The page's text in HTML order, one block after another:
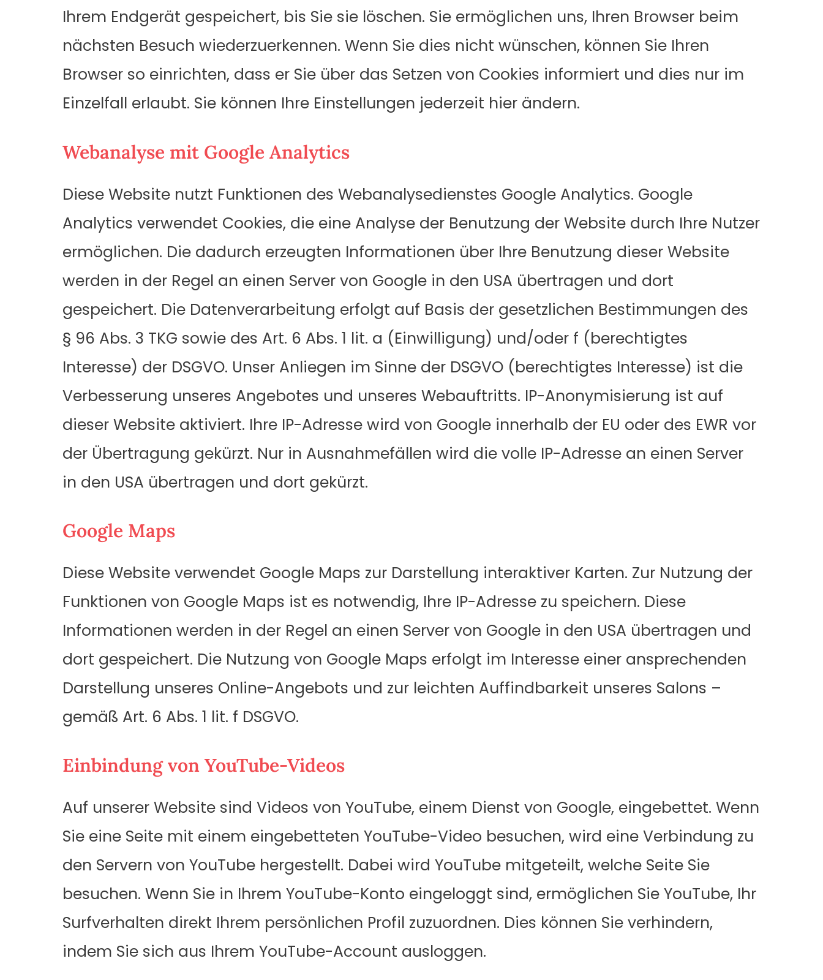
Ihrem Endgerät gespeichert, bis Sie sie löschen. Sie ermöglichen uns, Ihren Browser beim
nächsten Besuch wiederzuerkennen. Wenn Sie dies nicht wünschen, können Sie Ihren
Browser so einrichten, dass er Sie über das Setzen von Cookies informiert und dies nur im
Einzelfall erlaubt. Sie können Ihre Einstellungen jederzeit hier ändern.
Webanalyse mit Google Analytics
Diese Website nutzt Funktionen des Webanalysedienstes Google Analytics. Google
Analytics verwendet Cookies, die eine Analyse der Benutzung der Website durch Ihre Nutzer
ermöglichen. Die dadurch erzeugten Informationen über Ihre Benutzung dieser Website
werden in der Regel an einen Server von Google in den USA übertragen und dort
gespeichert. Die Datenverarbeitung erfolgt auf Basis der gesetzlichen Bestimmungen des
§ 96 Abs. 3 TKG sowie des Art. 6 Abs. 1 lit. a (Einwilligung) und/oder f (berechtigtes
Interesse) der DSGVO. Unser Anliegen im Sinne der DSGVO (berechtigtes Interesse) ist die
Verbesserung unseres Angebotes und unseres Webauftritts. IP-Anonymisierung ist auf
dieser Website aktiviert. Ihre IP-Adresse wird von Google innerhalb der EU oder des EWR vor
der Übertragung gekürzt. Nur in Ausnahmefällen wird die volle IP-Adresse an einen Server
in den USA übertragen und dort gekürzt.
Google Maps
Diese Website verwendet Google Maps zur Darstellung interaktiver Karten. Zur Nutzung der
Funktionen von Google Maps ist es notwendig, Ihre IP-Adresse zu speichern. Diese
Informationen werden in der Regel an einen Server von Google in den USA übertragen und
dort gespeichert. Die Nutzung von Google Maps erfolgt im Interesse einer ansprechenden
Darstellung unseres Online-Angebots und zur leichten Auffindbarkeit unseres Salons –
gemäß Art. 6 Abs. 1 lit. f DSGVO.
Einbindung von YouTube-Videos
Auf unserer Website sind Videos von YouTube, einem Dienst von Google, eingebettet. Wenn
Sie eine Seite mit einem eingebetteten YouTube-Video besuchen, wird eine Verbindung zu
den Servern von YouTube hergestellt. Dabei wird YouTube mitgeteilt, welche Seite Sie
besuchen. Wenn Sie in Ihrem YouTube-Konto eingeloggt sind, ermöglichen Sie YouTube, Ihr
Surfverhalten direkt Ihrem persönlichen Profil zuzuordnen. Dies können Sie verhindern,
indem Sie sich aus Ihrem YouTube-Account ausloggen.